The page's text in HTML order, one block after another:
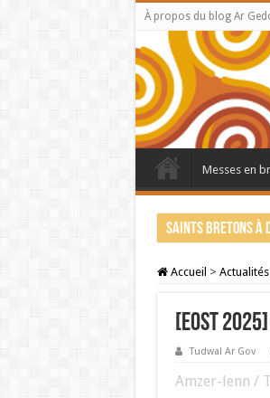
À propos du blog Ar
Messes en
Saints bretons à
Accueil >
[EOST
Tudwal Ar Gov
Amzer-lenn /